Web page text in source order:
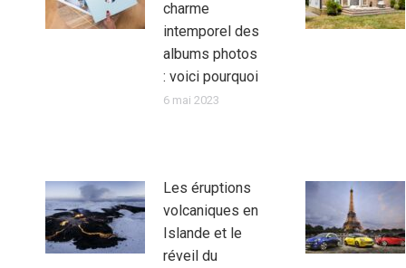
charme
intemporel des
albums photos
: voici pourquoi
6 mai 2023
Les éruptions
volcaniques en
Islande et le
réveil du